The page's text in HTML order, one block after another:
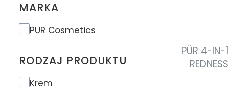
MARKA
Marka
PÜR Cosmetics
RODZAJ PRODUKTU
Rodzaj produktu
Krem
PÜR 4-IN-